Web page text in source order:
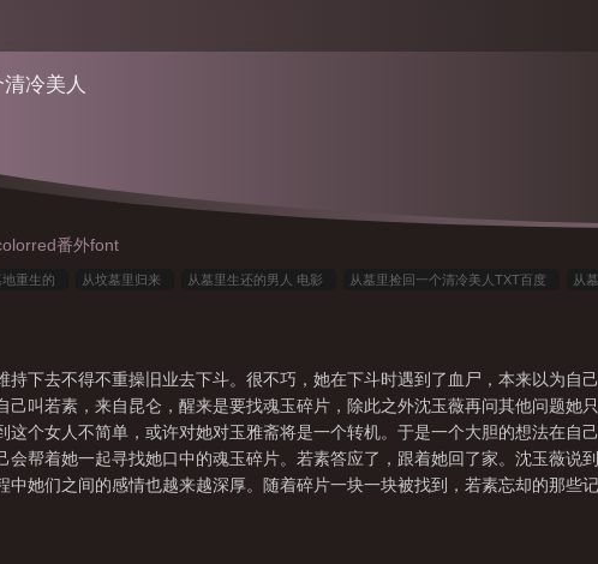
冷美人
番外font
地重生的 从坟墓里归来 从墓里生还的男人 电影 从墓里捡回一个清冷美人TXT百度 从
持下去不得不重操旧业去下斗。很不巧，她在下斗时遇到了血尸，本来以为自
己叫若素，来自昆仑，醒来是要找魂玉碎片，除此之外沈玉薇再问其他问题她
这个女人不简单，或许对她对玉雅斋将是一个转机。于是一个大胆的想法在自
会帮着她一起寻找她口中的魂玉碎片。若素答应了，跟着她回了家。沈玉薇说
中她们之间的感情也越来越深厚。随着碎片一块一块被找到，若素忘却的那些